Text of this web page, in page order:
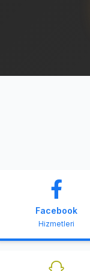
Facebook
Hizmetleri